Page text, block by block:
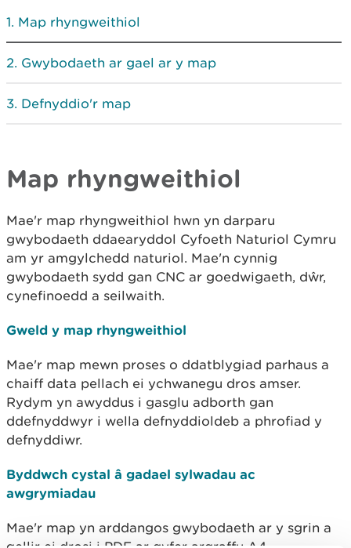
Map rhyngweithiol
Gwybodaeth ar gael ar y map
Defnyddio'r map
Map rhyngweithiol
Mae'r map rhyngweithiol hwn yn darparu
gwybodaeth ddaearyddol Cyfoeth Naturiol Cymru
am yr amgylchedd naturiol. Mae'n cynnig
gwybodaeth sydd gan CNC ar goedwigaeth, dŵr,
cynefinoedd a seilwaith.
Gweld y map rhyngweithiol
Mae'r map mewn proses o ddatblygiad parhaus a
chaiff data pellach ei ychwanegu dros amser.
Rydym yn awyddus i gasglu adborth gan
ddefnyddwyr i wella defnyddioldeb a phrofiad y
defnyddiwr.
Byddwch cystal â gadael sylwadau ac
awgrymiadau
Mae'r map yn arddangos gwybodaeth ar y sgrin a